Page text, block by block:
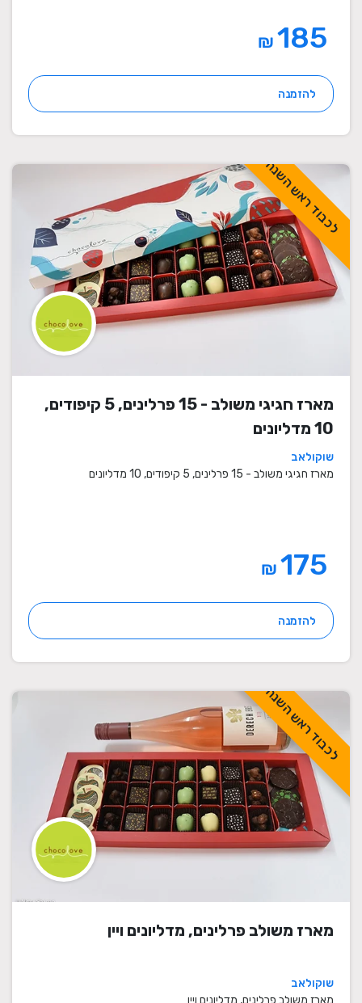
₪
להזמנה
לכבוד ראש השנה
מארז חגיגי משולב - 15 פרלינים, 5 קיפודים,
10 מדליונים
שוקולאב
מארז חגיגי משולב - 15 פרלינים, 5 קיפודים, 10 מדליונים
₪
להזמנה
לכבוד ראש השנה
מארז משולב פרלינים, מדליונים ויין
שוקולאב
מארז משולב פרלינים, מדליונים ויין